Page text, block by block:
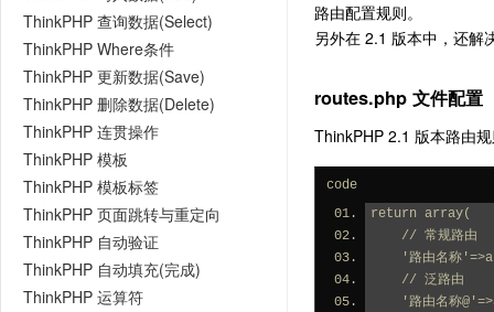
ThinkPHP 查询数据(Select)
ThinkPHP Where条件
ThinkPHP 更新数据(Save)
ThinkPHP 删除数据(Delete)
ThinkPHP 连贯操作
ThinkPHP 模板
ThinkPHP 模板标签
ThinkPHP 页面跳转与重定向
ThinkPHP 自动验证
ThinkPHP 自动填充(完成)
ThinkPHP 运算符
路由配置规则。
另外在 2.1 版本中，还解
routes.php 文件配置
ThinkPHP 2.1 版本路由
code
return array(
    // 常规路由
'路由名称
    // 泛路由
'路由名称